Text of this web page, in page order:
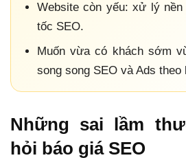
Website còn yếu: xử lý
tốc SEO.
Muốn vừa có khách sớm
song song SEO và Ads
Những sai lầm
hỏi báo giá SEO